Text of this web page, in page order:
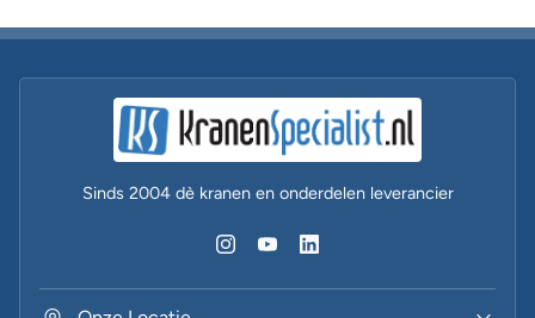
Sinds 2004 dè kranen en onderdelen leverancier